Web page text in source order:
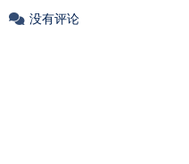
没有评论